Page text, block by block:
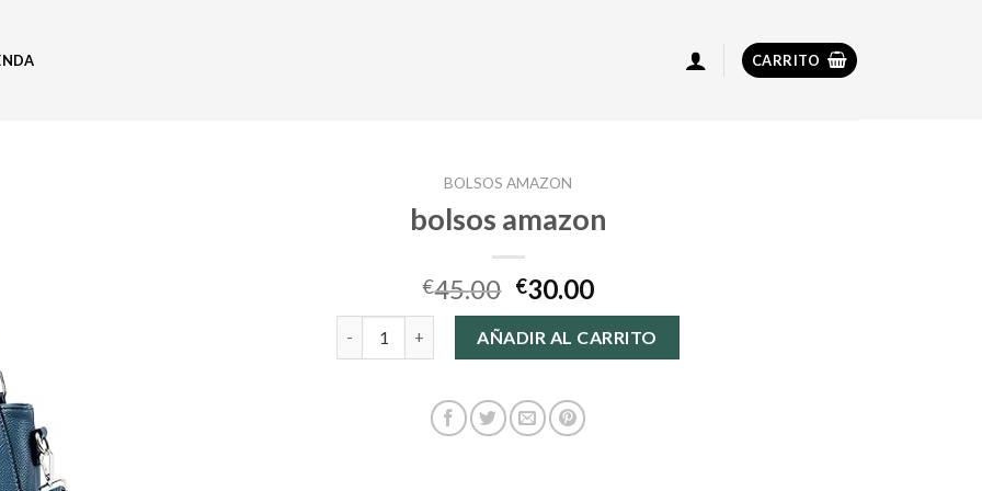
CARRITO
BOLSOS AMAZON
bolsos amazon
€45.00 €30.00
bolsos amazon cantidadAÑADIR AL CARRITO